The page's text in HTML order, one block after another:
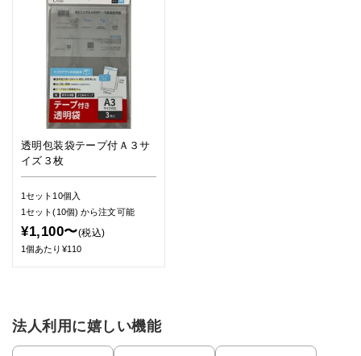
透明包装袋テープ付Ａ３サ
イズ３枚
1セット10個入
1セット(10個)から注文可能
¥1,100〜(税込)
1個あたり¥110
法人利用に嬉しい機能